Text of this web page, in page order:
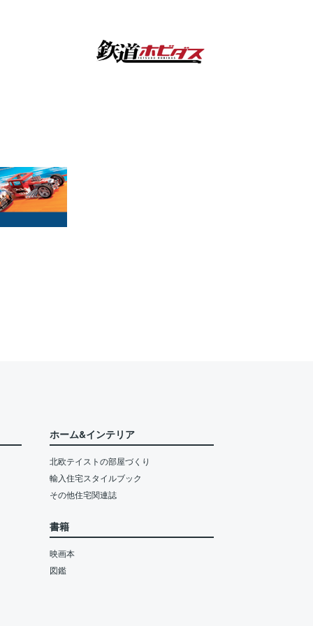
ホーム&インテリア
北欧テイストの部屋づくり
輸入住宅スタイルブック
その他住宅関連誌
書籍
映画本
図鑑